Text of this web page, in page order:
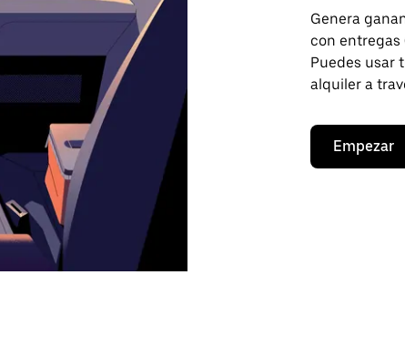
Genera
con entregas
Puedes usar
alquiler a
Empezar